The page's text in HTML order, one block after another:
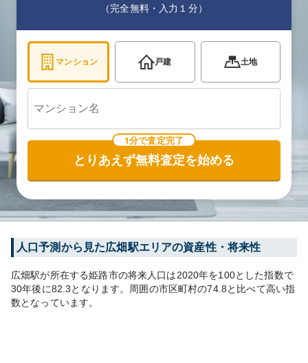
（完全無料・入力１分）
マンション 戸建 土地
1分で査定完了
とりあえず無料査定を始める
人口予測から見た広畑駅エリアの資産性・将来性
広畑駅が所在する姫路市の将来人口は2020年を100とした指数で
30年後に82.3となります。 周囲の市区町村の74.8と比べて高い指
数となっています。